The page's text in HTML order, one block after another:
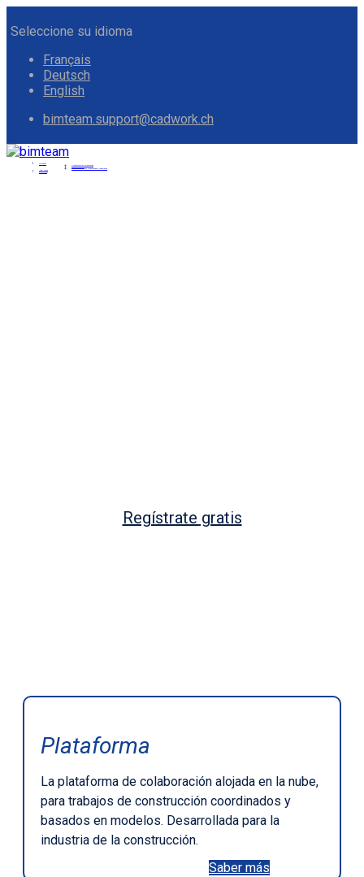
Seleccione su idioma
Français
Deutsch
English
bimteam.support@cadwork.ch
Regístrate gratis
Plataforma
La plataforma de colaboración alojada en la nube,
para trabajos de construcción coordinados y
basados en modelos. Desarrollada para la
industria de la construcción.
Saber más